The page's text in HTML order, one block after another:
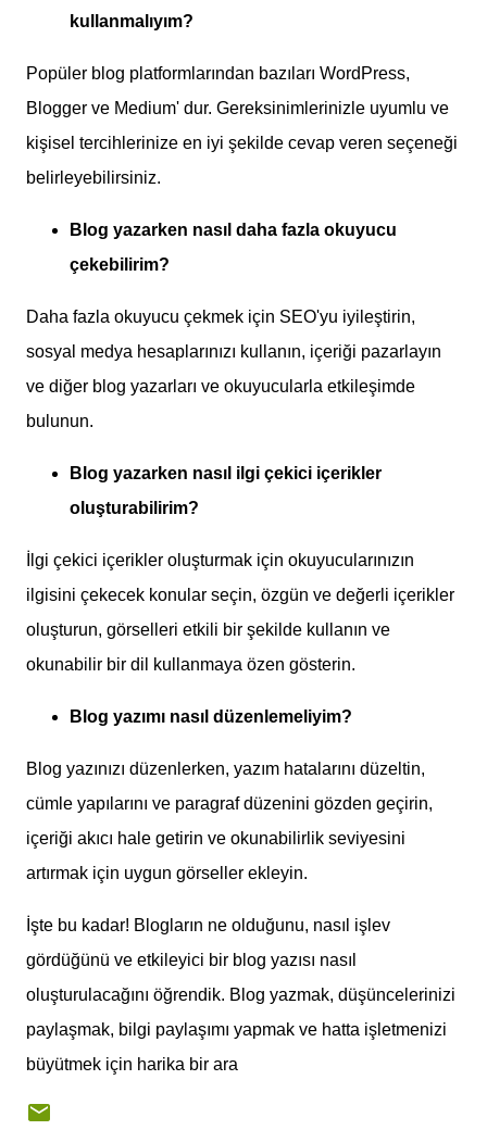
kullanmalıyım?
Popüler blog platformlarından bazıları WordPress,
Blogger ve Medium' dur. Gereksinimlerinizle uyumlu ve
kişisel tercihlerinize en iyi şekilde cevap veren seçeneği
belirleyebilirsiniz.
Blog yazarken nasıl daha fazla okuyucu
çekebilirim?
Daha fazla okuyucu çekmek için SEO'yu iyileştirin,
sosyal medya hesaplarınızı kullanın, içeriği pazarlayın
ve diğer blog yazarları ve okuyucularla etkileşimde
bulunun.
Blog yazarken nasıl ilgi çekici içerikler
oluşturabilirim?
İlgi çekici içerikler oluşturmak için okuyucularınızın
ilgisini çekecek konular seçin, özgün ve değerli içerikler
oluşturun, görselleri etkili bir şekilde kullanın ve
okunabilir bir dil kullanmaya özen gösterin.
Blog yazımı nasıl düzenlemeliyim?
Blog yazınızı düzenlerken, yazım hatalarını düzeltin,
cümle yapılarını ve paragraf düzenini gözden geçirin,
içeriği akıcı hale getirin ve okunabilirlik seviyesini
artırmak için uygun görseller ekleyin.
İşte bu kadar! Blogların ne olduğunu, nasıl işlev
gördüğünü ve etkileyici bir blog yazısı nasıl
oluşturulacağını öğrendik. Blog yazmak, düşüncelerinizi
paylaşmak, bilgi paylaşımı yapmak ve hatta işletmenizi
büyütmek için harika bir ara